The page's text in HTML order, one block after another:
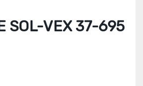
SOL-VEX 37-695